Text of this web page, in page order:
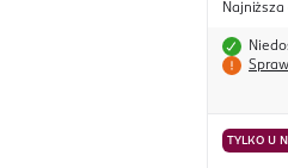
Najniższa
TYLKO U